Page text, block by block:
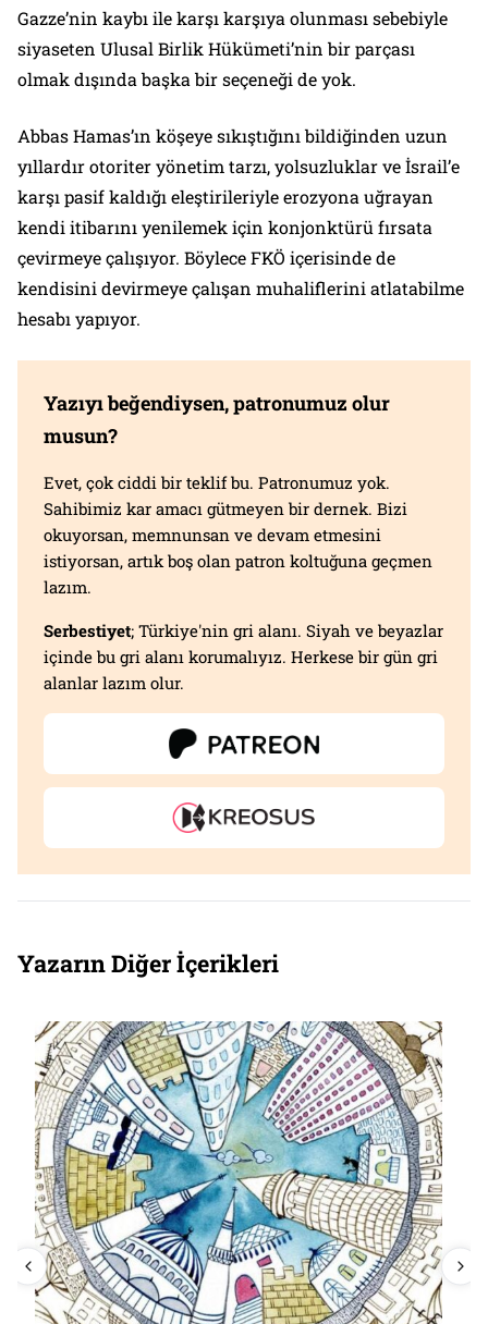
Gazze’nin kaybı ile karşı karşıya olunması sebebiyle
siyaseten Ulusal Birlik Hükümeti’nin bir parçası
olmak dışında başka bir seçeneği de yok.
Abbas Hamas’ın köşeye sıkıştığını bildiğinden uzun
yıllardır otoriter yönetim tarzı, yolsuzluklar ve İsrail’e
karşı pasif kaldığı eleştirileriyle erozyona uğrayan
kendi itibarını yenilemek için konjonktürü fırsata
çevirmeye çalışıyor. Böylece FKÖ içerisinde de
kendisini devirmeye çalışan muhaliflerini atlatabilme
hesabı yapıyor.
Yazıyı beğendiysen, patronumuz olur
musun?
Evet, çok ciddi bir teklif bu. Patronumuz yok.
Sahibimiz kar amacı gütmeyen bir dernek. Bizi
okuyorsan, memnunsan ve devam etmesini
istiyorsan, artık boş olan patron koltuğuna geçmen
lazım.
Serbestiyet; Türkiye'nin gri alanı. Siyah ve beyazlar
içinde bu gri alanı korumalıyız. Herkese bir gün gri
alanlar lazım olur.
Yazarın Diğer İçerikleri